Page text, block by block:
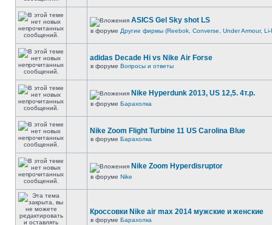
ASICS Gel Sky shot LS
в форуме Другие фирмы (Reebok, Converse, Under Armour, Li-
adidas Decade Hi vs Nike Air Forse
в форуме Вопросы и ответы
Nike Hyperdunk 2013, US 12,5. 4т.р.
в форуме Барахолка
Nike Zoom Flight Turbine 11 US Carolina Blue
в форуме Барахолка
Nike Zoom Hyperdisruptor
в форуме Nike
Кроссовки Nike air max 2014 мужские и женские
в форуме Барахолка